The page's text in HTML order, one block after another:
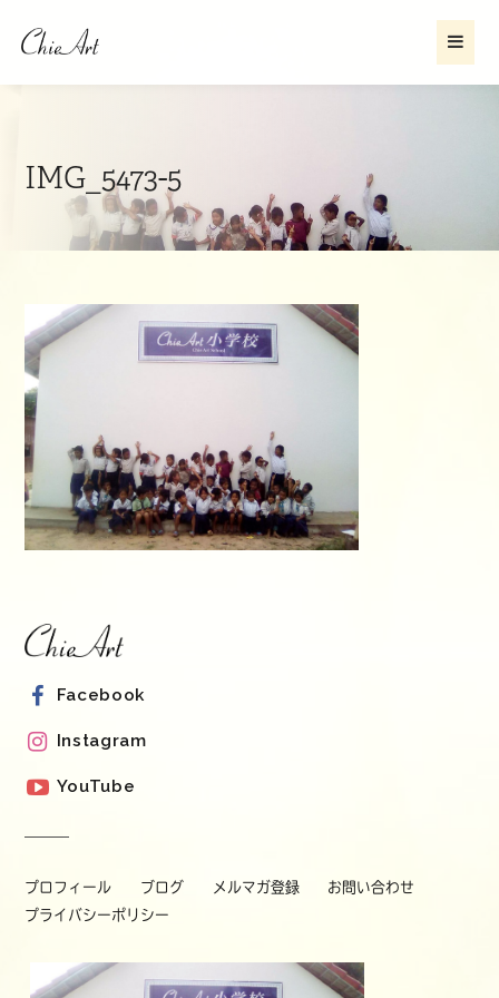
IMG_5473-5
Facebook
Instagram
YouTube
プロフィール ブログ メルマガ登録
お問い合わせ
プライバシーポリシー